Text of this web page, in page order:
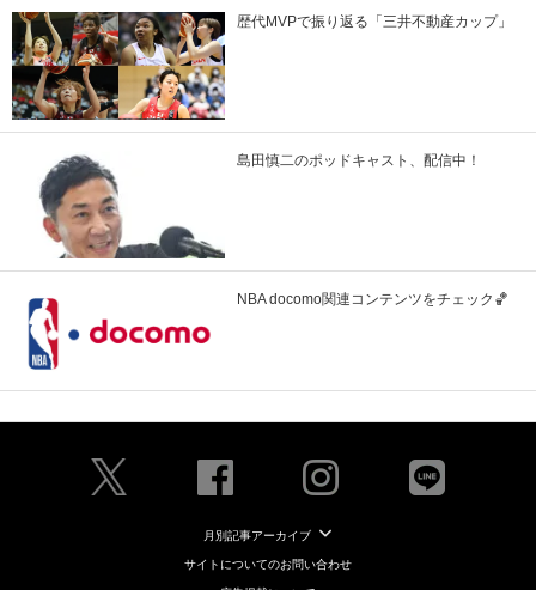
歴代MVPで振り返る「三井不動産カップ」
島田慎二のポッドキャスト、配信中！
NBA docomo関連コンテンツをチェック🏀
月別記事アーカイブ
サイトについてのお問い合わせ